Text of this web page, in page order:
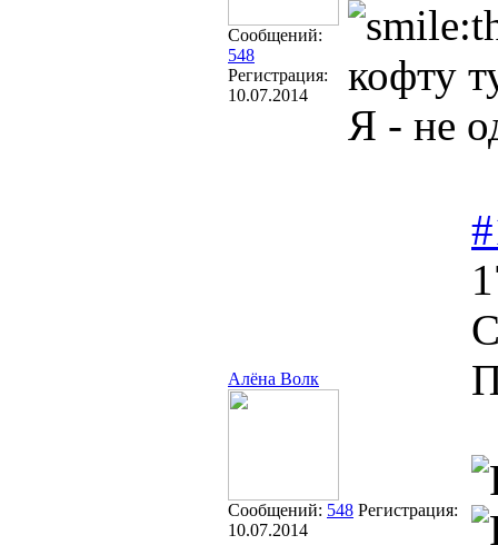
Сообщений:
548
Регистрация:
10.07.2014
кофту
Я - не
Алёна Волк
Сообщений: 548 Регистрация:
10.07.2014